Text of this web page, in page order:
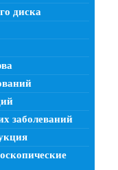
диска
заболеваний